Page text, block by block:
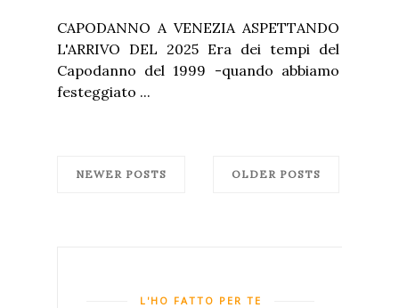
CAPODANNO A VENEZIA ASPETTANDO
L'ARRIVO DEL 2025 Era dei tempi del
Capodanno del 1999 -quando abbiamo
festeggiato ...
NEWER POSTS OLDER POSTS
L'HO FATTO PER TE